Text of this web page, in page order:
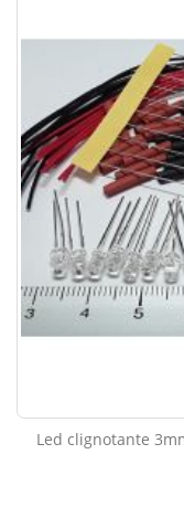
Led clignotante